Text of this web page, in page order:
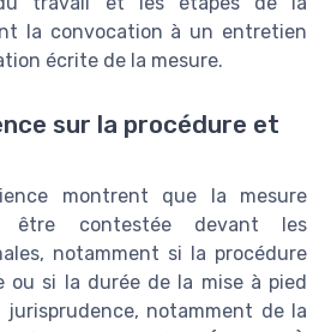
la convocation à un entretien
écrite de la mesure.
sur la procédure et
montrent que la mesure
être contestée devant les
notamment si la procédure
ou si la durée de la mise à pied
jurisprudence, notamment de la